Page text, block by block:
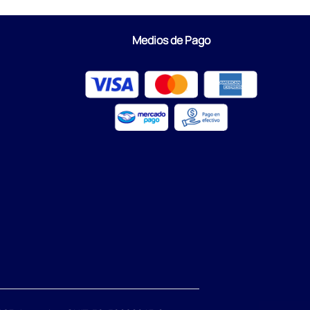
Medios de Pago